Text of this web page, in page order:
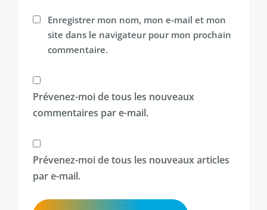
Enregistrer mon nom, mon e-mail et mon
site dans le navigateur pour mon prochain
commentaire.
Prévenez-moi de tous les nouveaux
commentaires par e-mail.
Prévenez-moi de tous les nouveaux articles
par e-mail.